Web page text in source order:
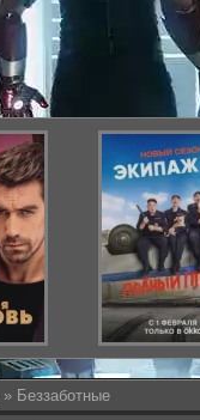
» Беззаботные